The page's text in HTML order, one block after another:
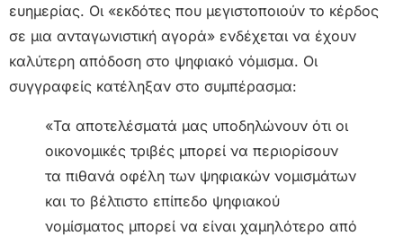
ευημερίας. Οι «εκδότες που μεγιστοποιούν το κέρδος
σε μια ανταγωνιστική αγορά» ενδέχεται να έχουν
καλύτερη απόδοση στο ψηφιακό νόμισμα. Οι
συγγραφείς κατέληξαν στο συμπέρασμα:
«Τα αποτελέσματά μας υποδηλώνουν ότι οι
οικονομικές τριβές μπορεί να περιορίσουν
τα πιθανά οφέλη των ψηφιακών νομισμάτων
και το βέλτιστο επίπεδο ψηφιακού
νομίσματος μπορεί να είναι χαμηλότερο από